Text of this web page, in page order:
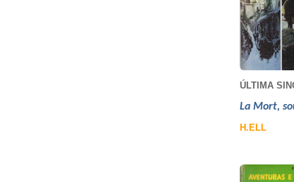
ÚLTIMA
La Mort,
H.ELL